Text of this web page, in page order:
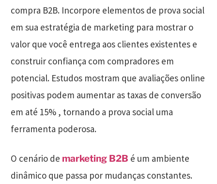
compra B2B. Incorpore elementos de prova social
em sua estratégia de marketing para mostrar o
valor que você entrega aos clientes existentes e
construir confiança com compradores em
potencial. Estudos mostram que avaliações online
positivas podem aumentar as taxas de conversão
em até 15% , tornando a prova social uma
ferramenta poderosa.
O cenário de marketing B2B é um ambiente
dinâmico que passa por mudanças constantes.